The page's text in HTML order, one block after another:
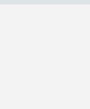
ist im
Einige
zu. Die insgesamt
bei 2,2